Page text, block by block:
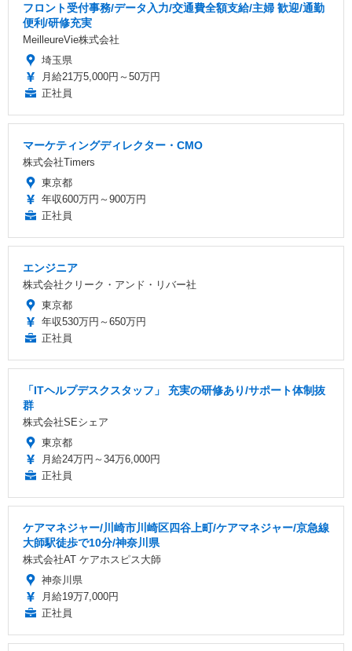
フロント受付事務/データ入力/交通費全額支給/主婦 歓迎/通勤
便利/研修充実
MeilleureVie株式会社
埼玉県
月給21万5,000円～50万円
正社員
マーケティングディレクター・CMO
株式会社Timers
東京都
年収600万円～900万円
正社員
エンジニア
株式会社クリーク・アンド・リバー社
東京都
年収530万円～650万円
正社員
「ITヘルプデスクスタッフ」 充実の研修あり/サポート体制抜
群
株式会社SEシェア
東京都
月給24万円～34万6,000円
正社員
ケアマネジャー/川崎市川崎区四谷上町/ケアマネジャー/京急線
大師駅徒歩で10分/神奈川県
株式会社AT ケアホスピス大師
神奈川県
月給19万7,000円
正社員